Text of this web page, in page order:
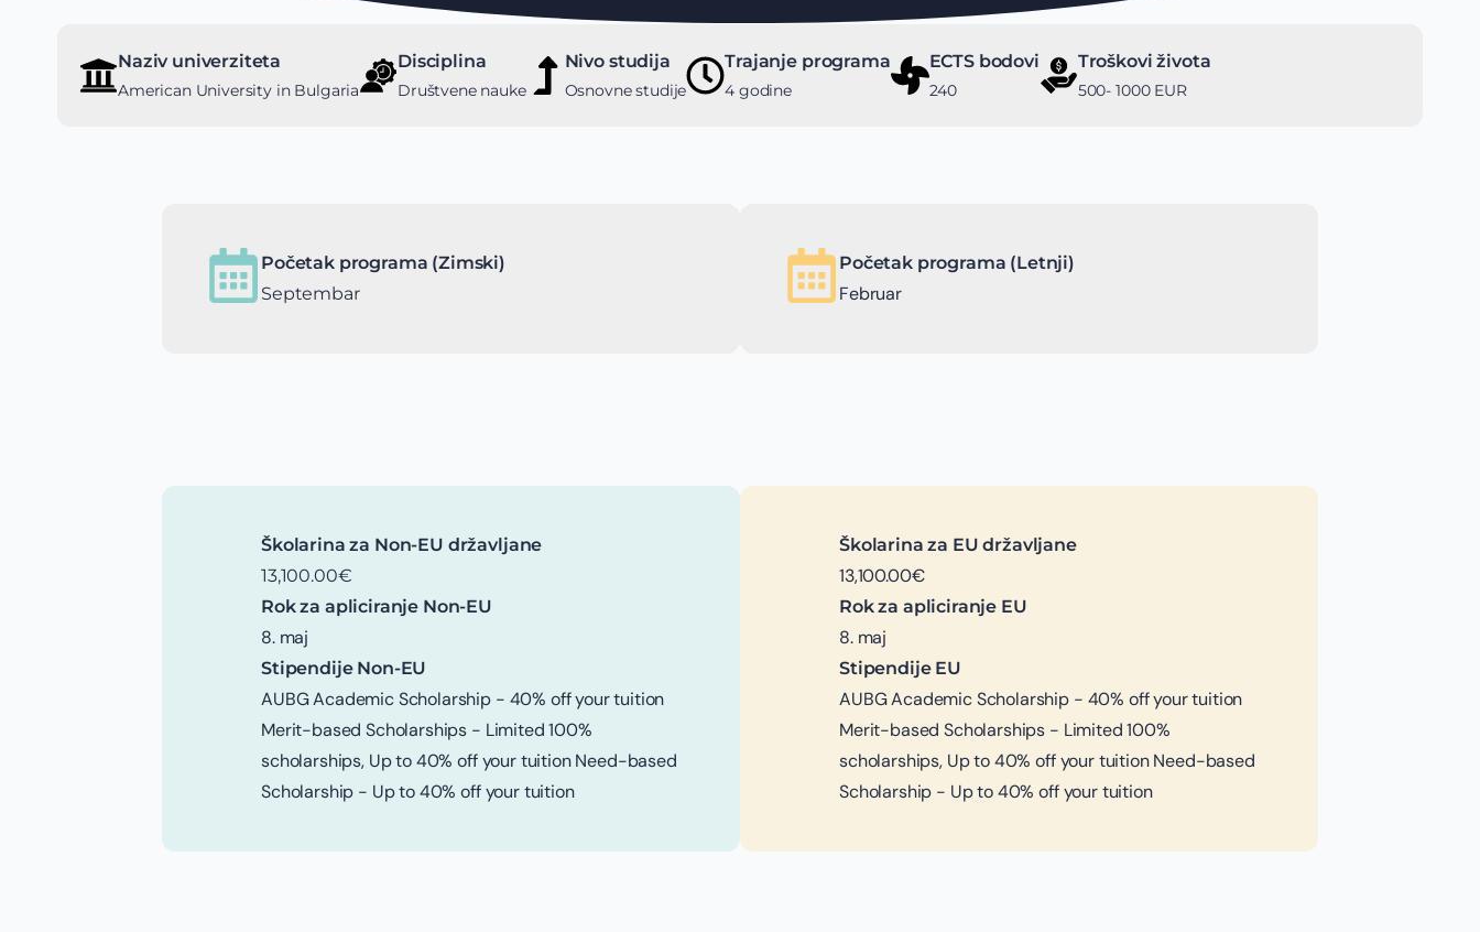
Naziv univerziteta
American University in Bulgaria
Disciplina
Društvene nauke
Nivo studija
Osnovne studije
Trajanje programa
4 godine
ECTS bodovi
240
Troškovi života
500- 1000 EUR
Početak programa (Zimski)
Septembar
Početak programa (Letnji)
Februar
Školarina za Non-EU državljane
13,100.00€
Rok za apliciranje Non-EU
8. maj
Stipendije Non-EU
AUBG Academic Scholarship - 40% off your tuition
Merit-based Scholarships - Limited 100%
scholarships, Up to 40% off your tuition Need-based
Scholarship - Up to 40% off your tuition
Školarina za EU državljane
13,100.00€
Rok za apliciranje EU
8. maj
Stipendije EU
AUBG Academic Scholarship - 40% off your tuition
Merit-based Scholarships - Limited 100%
scholarships, Up to 40% off your tuition Need-based
Scholarship - Up to 40% off your tuition